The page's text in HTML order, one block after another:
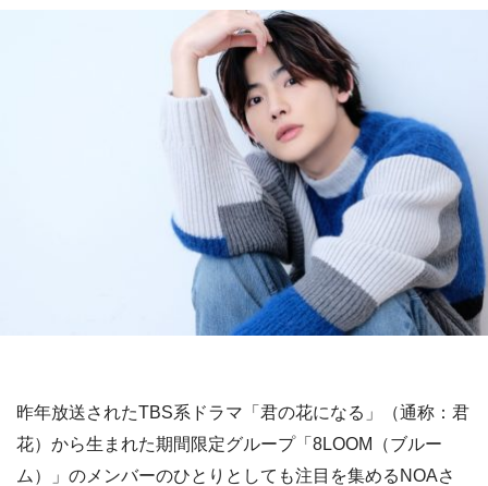
昨年放送されたTBS系ドラマ「君の花になる」（通称：君
花）から生まれた期間限定グループ「8LOOM（ブルー
ム）」のメンバーのひとりとしても注目を集めるNOAさ